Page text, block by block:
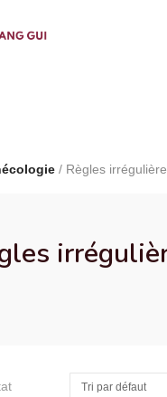
/ Règles